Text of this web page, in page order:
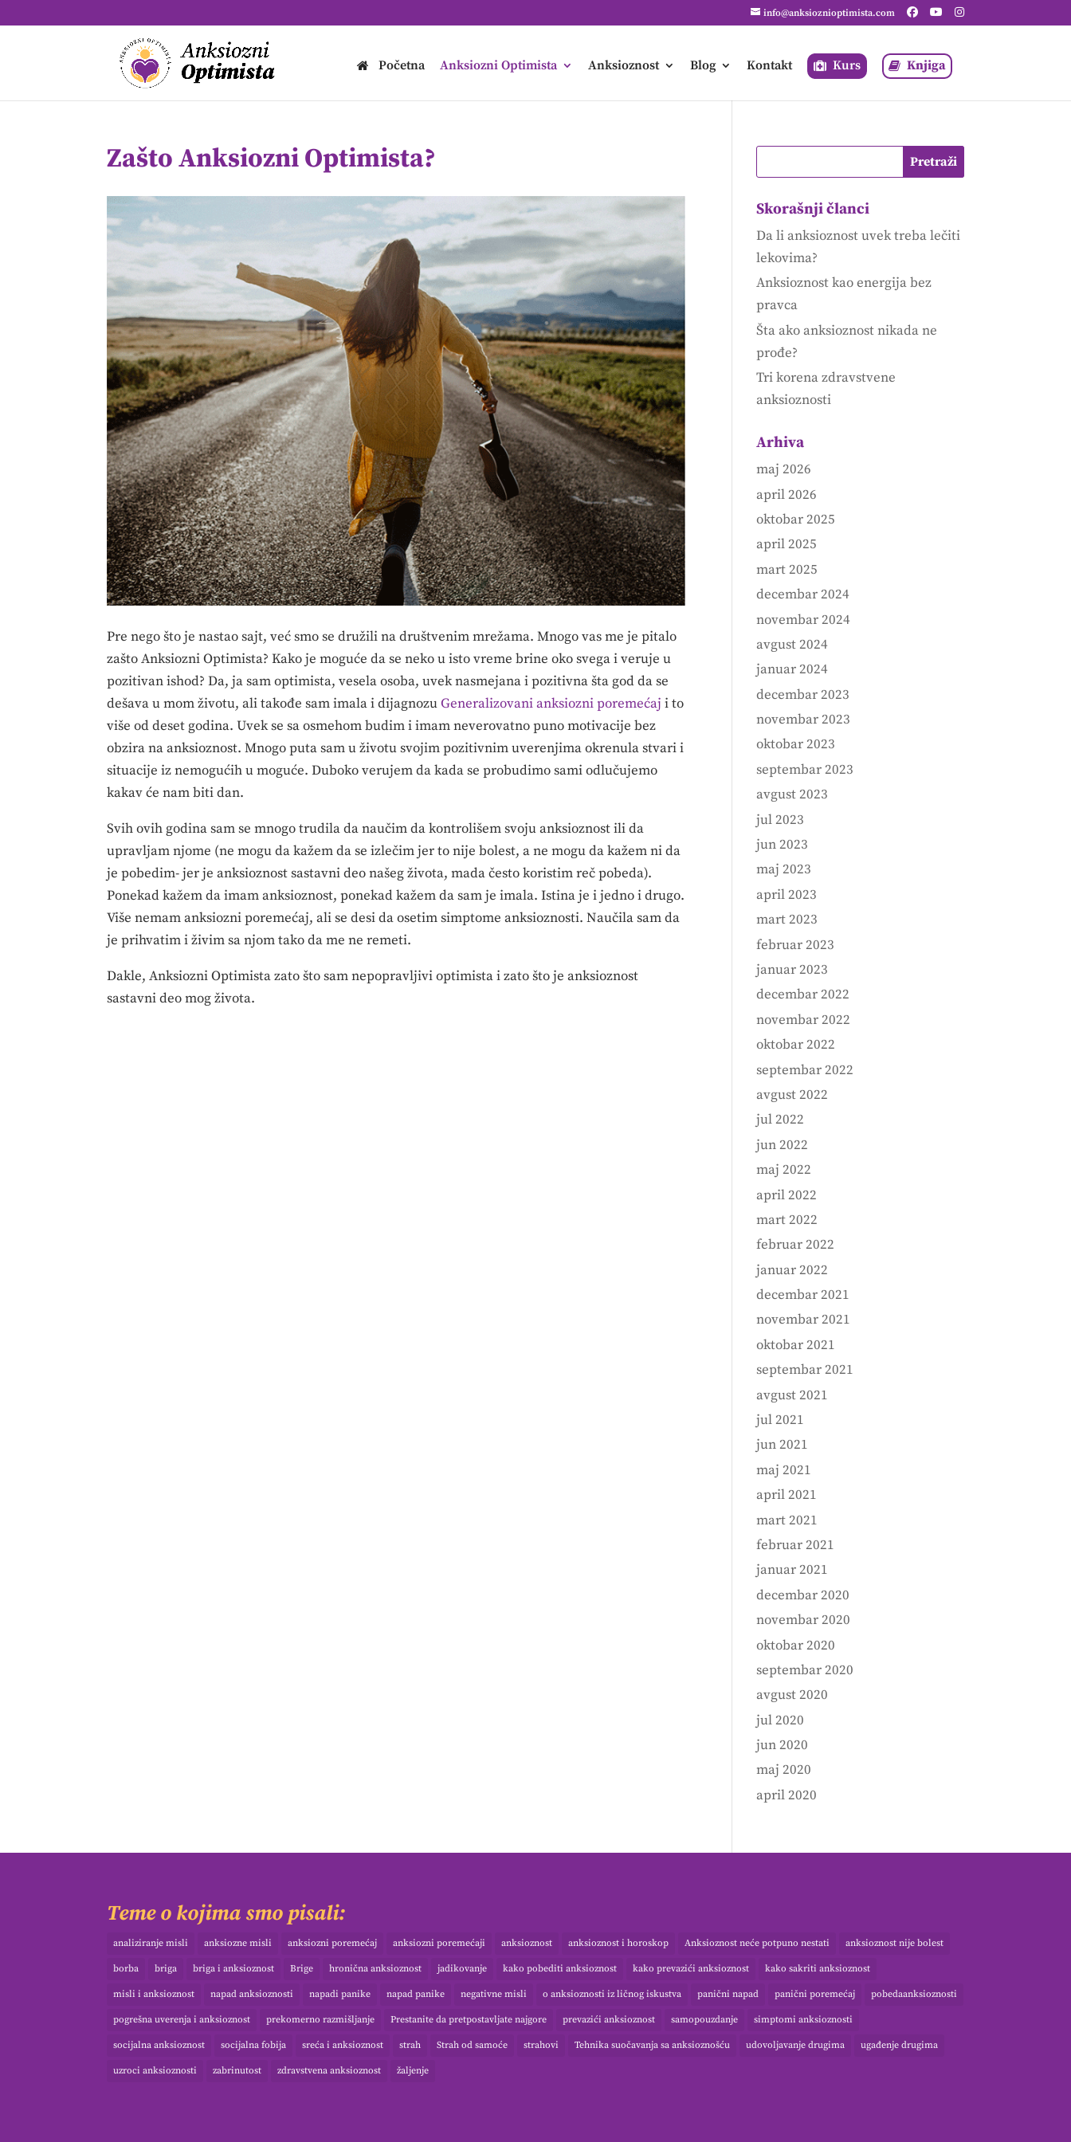
info@anksioznioptimista.com
Početna Anksiozni Optimista Anksioznost Blog Kontakt Kurs Knjiga
Zašto Anksiozni Optimista?
Pre nego što je nastao sajt, već smo se družili na društvenim mrežama. Mnogo vas me je pitalo
zašto Anksiozni Optimista? Kako je moguće da se neko u isto vreme brine oko svega i veruje u
pozitivan ishod? Da, ja sam optimista, vesela osoba, uvek nasmejana i pozitivna šta god da se
dešava u mom životu, ali takođe sam imala i dijagnozuGeneralizovani anksiozni poremećaj i to
više od deset godina. Uvek se sa osmehom budim i imam neverovatno puno motivacije bez
obzira na anksioznost. Mnogo puta sam u životu svojim pozitivnim uverenjima okrenula stvari i
situacije iz nemogućih u moguće. Duboko verujem da kada se probudimo sami odlučujemo
kakav će nam biti dan.
Svih ovih godina sam se mnogo trudila da naučim da kontrolišem svoju anksioznost ili da
upravljam njome (ne mogu da kažem da se izlečim jer to nije bolest, a ne mogu da kažem ni da
je pobedim- jer je anksioznost sastavni deo našeg života, mada često koristim reč pobeda).
Ponekad kažem da imam anksioznost, ponekad kažem da sam je imala. Istina je i jedno i drugo.
Više nemam anksiozni poremećaj, ali se desi da osetim simptome anksioznosti. Naučila sam da
je prihvatim i živim sa njom tako da me ne remeti.
Dakle, Anksiozni Optimista zato što sam nepopravljivi optimista i zato što je anksioznost
sastavni deo mog života.
Skorašnji članci
Da li anksioznost uvek treba lečiti
lekovima?
Anksioznost kao energija bez
pravca
Šta ako anksioznost nikada ne
prođe?
Tri korena zdravstvene
anksioznosti
Arhiva
maj 2026
april 2026
oktobar 2025
april 2025
mart 2025
decembar 2024
novembar 2024
avgust 2024
januar 2024
decembar 2023
novembar 2023
oktobar 2023
septembar 2023
avgust 2023
jul 2023
jun 2023
maj 2023
april 2023
mart 2023
februar 2023
januar 2023
decembar 2022
novembar 2022
oktobar 2022
septembar 2022
avgust 2022
jul 2022
jun 2022
maj 2022
april 2022
mart 2022
februar 2022
januar 2022
decembar 2021
novembar 2021
oktobar 2021
septembar 2021
avgust 2021
jul 2021
jun 2021
maj 2021
april 2021
mart 2021
februar 2021
januar 2021
decembar 2020
novembar 2020
oktobar 2020
septembar 2020
avgust 2020
jul 2020
jun 2020
maj 2020
april 2020
Teme o kojima smo pisali:
analiziranje misli anksiozne misli anksiozni poremećaj anksiozni poremećaji anksioznost anksioznost i horoskop Anksioznost neće potpuno nestati anksioznost nije bolest
borba briga briga i anksioznost Brige hronična anksioznost jadikovanje kako pobediti anksioznost kako prevazići anksioznost kako sakriti anksioznost
misli i anksioznost napad anksioznosti napadi panike napad panike negativne misli o anksioznosti iz ličnog iskustva panični napad panični poremećaj pobedaanksioznosti
pogrešna uverenja i anksioznost prekomerno razmišljanje Prestanite da pretpostavljate najgore prevazići anksioznost samopouzdanje simptomi anksioznosti
socijalna anksioznost socijalna fobija sreća i anksioznost strah Strah od samoće strahovi Tehnika suočavanja sa anksioznošću udovoljavanje drugima ugađenje drugima
uzroci anksioznosti zabrinutost zdravstvena anksioznost žaljenje